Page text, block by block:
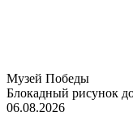
Музей Победы
Блокадный рисунок
06.08.2026